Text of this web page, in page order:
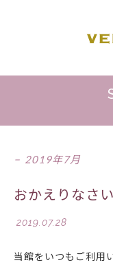
2019年7月
おかえりなさ
2019.07.28
当館をいつもご利用